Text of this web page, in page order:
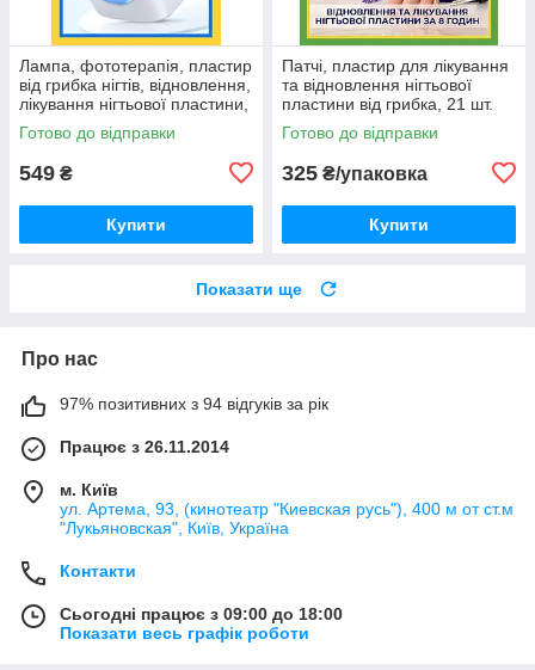
Лампа, фототерапія, пластир
від грибка нігтів, відновлення,
лікування нігтьової пластини,
світлолікувальна портативна
з АКБ, 1 шт.
Готово до відправки
549 ₴
Купити
Патчі, пластир для лікування
та відновлення нігтьової
пластини від грибка, 21 шт.
Готово до відправки
325 ₴/упаковка
Купити
Показати ще
Про нас
97% позитивних з 94 відгуків за рік
Працює з 26.11.2014
м. Київ
ул. Артема, 93, (кинотеатр "Киевская русь"), 400 м от ст.м
"Лукьяновская", Київ, Україна
Контакти
Сьогодні працює з 09:00 до 18:00
Показати весь графік роботи